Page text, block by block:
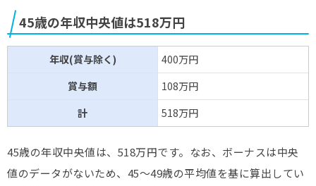
45歳の年収中央値は518万円
年収(賞与除く)
400万円
賞与額
108万円
計
518万円
45歳の年収中央値は、518万円です。なお、ボーナスは中央
値のデータがないため、45～49歳の平均値を基に算出してい